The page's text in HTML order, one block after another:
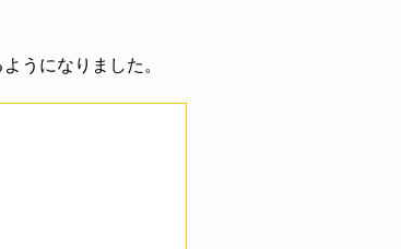
うになりました。